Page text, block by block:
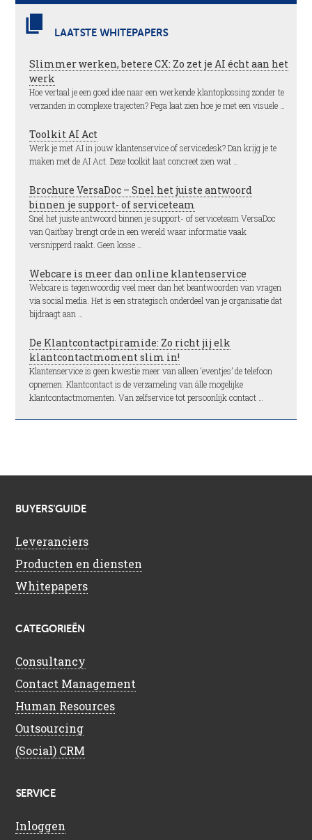
LAATSTE WHITEPAPERS
Slimmer werken, betere CX: Zo zet je AI écht aan het
werk
Hoe vertaal je een goed idee naar een werkende klantoplossing zonder te
verzanden in complexe trajecten? Pega laat zien hoe je met een visuele …
Toolkit AI Act
Werk je met AI in jouw klantenservice of servicedesk? Dan krijg je te
maken met de AI Act. Deze toolkit laat concreet zien wat …
Brochure VersaDoc – Snel het juiste antwoord
binnen je support- of serviceteam
Snel het juiste antwoord binnen je support- of serviceteam VersaDoc
van Qaitbay brengt orde in een wereld waar informatie vaak
versnipperd raakt. Geen losse …
Webcare is meer dan online klantenservice
Webcare is tegenwoordig veel meer dan het beantwoorden van vragen
via social media. Het is een strategisch onderdeel van je organisatie dat
bijdraagt aan …
De Klantcontactpiramide: Zo richt jij elk
klantcontactmoment slim in!
Klantenservice is geen kwestie meer van alleen ‘eventjes’ de telefoon
opnemen. Klantcontact is de verzameling van álle mogelijke
klantcontactmomenten. Van zelfservice tot persoonlijk contact …
BUYERS’GUIDE
Leveranciers
Producten en diensten
Whitepapers
CATEGORIEËN
Consultancy
Contact Management
Human Resources
Outsourcing
(Social) CRM
SERVICE
Inloggen